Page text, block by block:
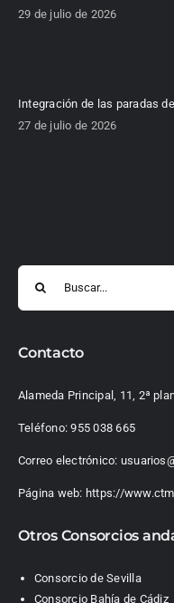
29 de julio de 2026
Integración de las paradas
27 de julio de 2026
Buscar:
Contacto
Alameda Principal, 11, 2ª
Teléfono:955 038 665
Correo electrónico:
Página web: https://
Otros Consorcios
Consorcio de Sevilla
Consorcio Bahía de Cádiz